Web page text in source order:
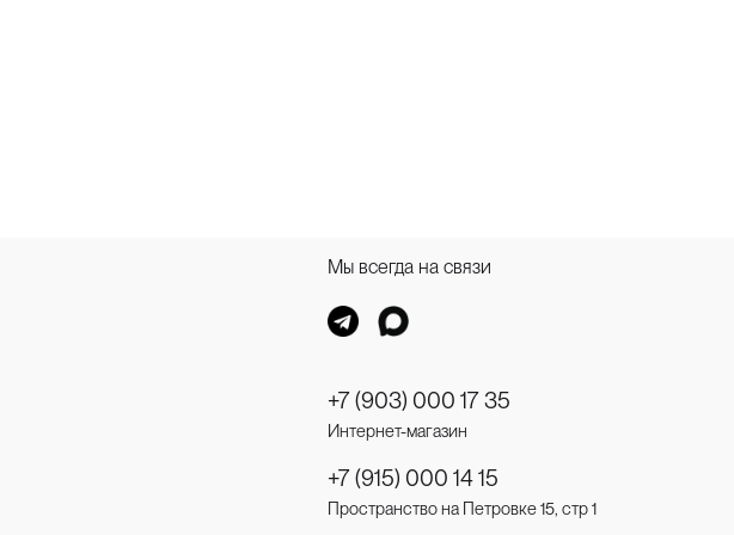
Мы всегда на связи
+7 (903) 000 17 35
Интернет-магазин
+7 (915) 000 14 15
Пространство на Петровке 15, стр 1